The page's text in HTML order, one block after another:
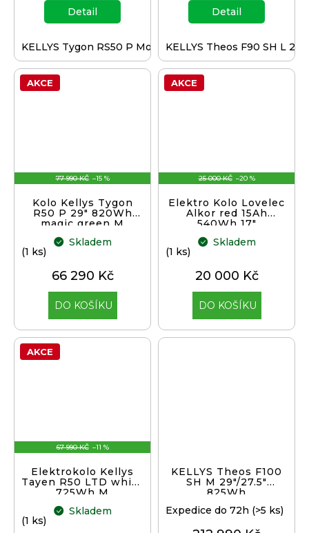
Detail
KELLYS Tygon RS50 P Mocha Grey L 29" 820Wh
Detail
KELLYS Theos F90 SH L
AKCE
77 990 KČ –15 %
Kolo Kellys Tygon
R50 P 29" 820Wh
magic green M
Skladem
(1 ks)
66 290 Kč
DO KOŠÍKU
AKCE
25 000 KČ –20 %
Elektro Kolo Lovelec
Alkor red 15Ah
540Wh 17"
TESTOVACÍ
Skladem
(1 ks)
20 000 Kč
DO KOŠÍKU
AKCE
67 990 KČ –11 %
Elektrokolo Kellys
Tayen R50 LTD white
725Wh M
Skladem
(1 ks)
KELLYS Theos F100
SH M 29"/27.5"
825Wh
Expedice do 72h (>5 ks)